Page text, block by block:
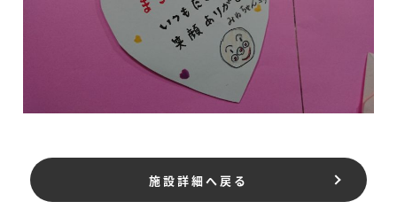
施設詳細へ戻る